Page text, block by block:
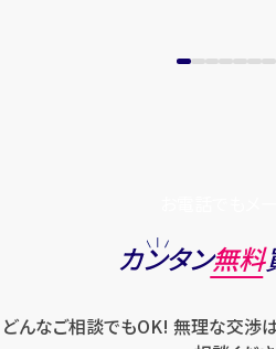
メールで
カンタン無料
どんなご相談でもOK! 無理な交渉